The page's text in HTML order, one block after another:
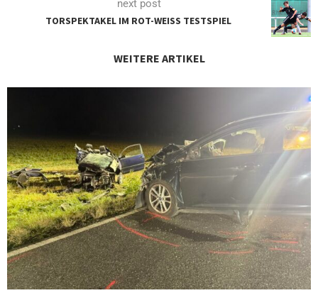
next post
TORSPEKTAKEL IM ROT-WEISS TESTSPIEL
WEITERE ARTIKEL